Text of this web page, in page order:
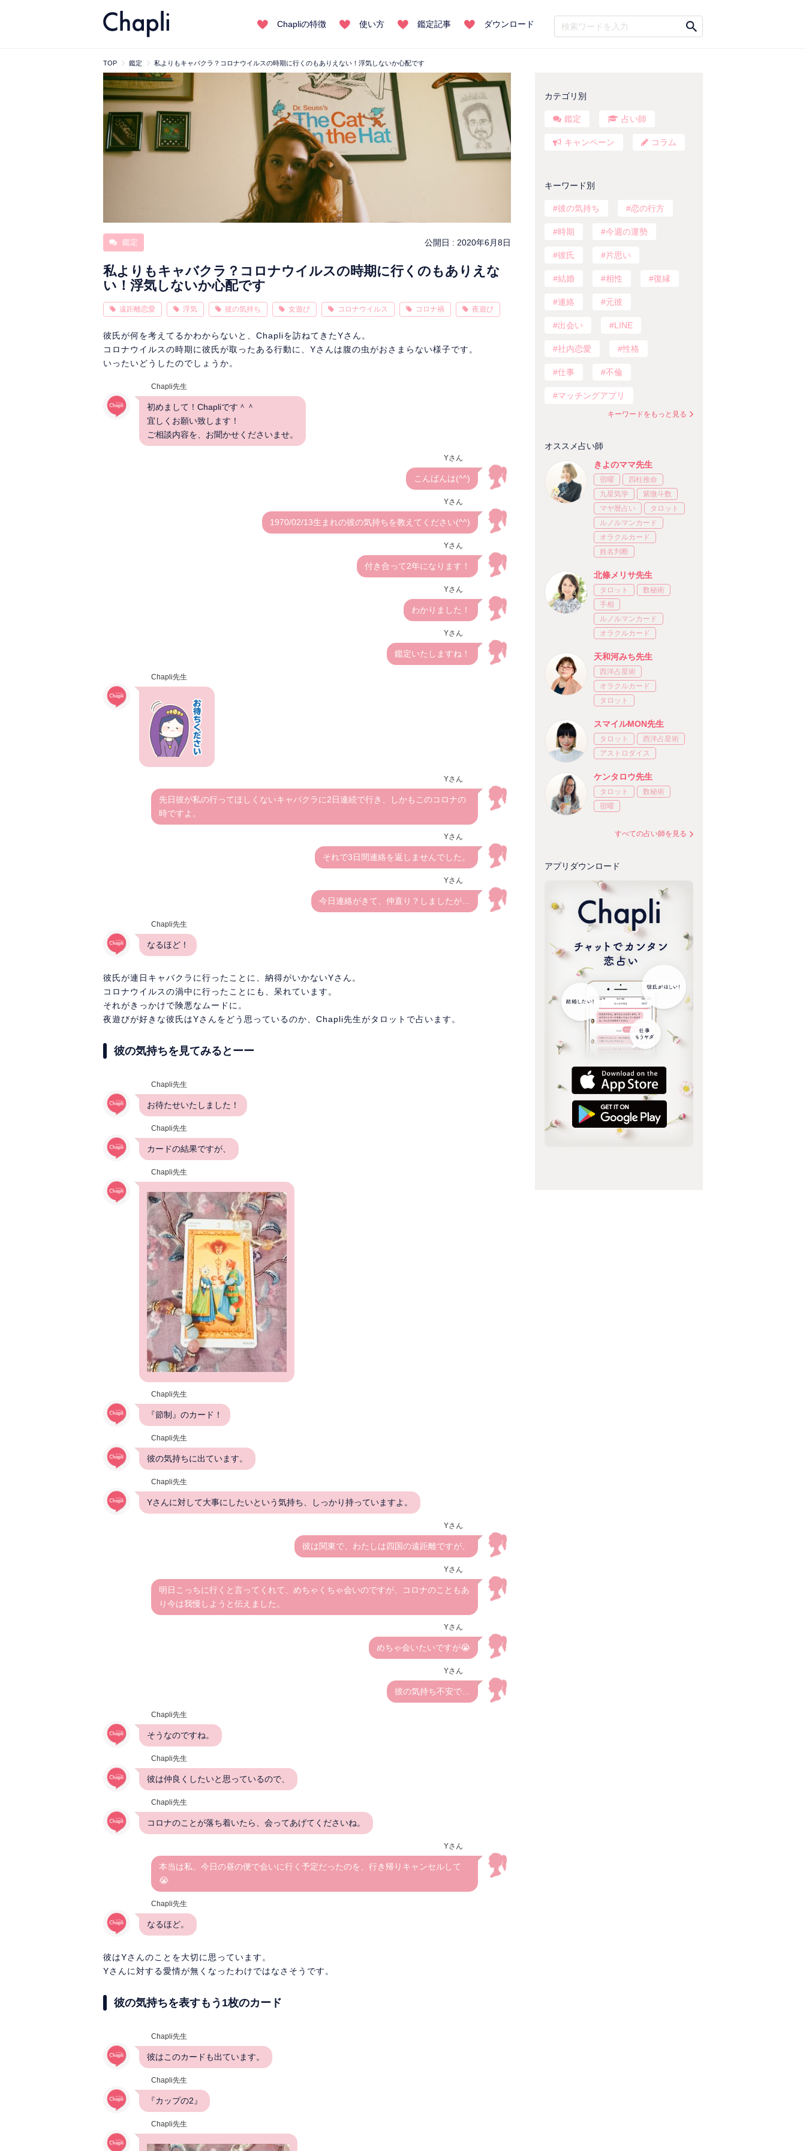
Chapliの特徴 使い方 鑑定記事 ダウンロード
TOP 鑑定 私よりもキャバクラ？コロナウイルスの時期に行くのもありえない！浮気しないか心配です
鑑定 公開日 : 2020年6月8日
私よりもキャバクラ？コロナウイルスの時期に行くのもありえな
い！浮気しないか心配です
遠距離恋愛 浮気 彼の気持ち 女遊び コロナウイルス コロナ禍 夜遊び
彼氏が何を考えてるかわからないと、Chapliを訪ねてきたYさん。
コロナウイルスの時期に彼氏が取ったある行動に、Yさんは腹の虫がおさまらない様子です。
いったいどうしたのでしょうか。
Chapli先生
初めまして！Chapliです＾＾
宜しくお願い致します！
ご相談内容を、お聞かせくださいませ。
Yさん
こんばんは(^^)
Yさん
1970/02/13生まれの彼の気持ちを教えてください(^^)
Yさん
付き合って2年になります！
Yさん
わかりました！
Yさん
鑑定いたしますね！
Chapli先生
Yさん
先日彼が私の行ってほしくないキャバクラに2日連続で行き、しかもこのコロナの
時ですよ。
Yさん
それで3日間連絡を返しませんでした。
Yさん
今日連絡がきて、仲直り？しましたが…
Chapli先生
なるほど！
彼氏が連日キャバクラに行ったことに、納得がいかないYさん。
コロナウイルスの渦中に行ったことにも、呆れています。
それがきっかけで険悪なムードに。
夜遊びが好きな彼氏はYさんをどう思っているのか、Chapli先生がタロットで占います。
彼の気持ちを見てみるとーー
Chapli先生
お待たせいたしました！
Chapli先生
カードの結果ですが、
Chapli先生
Chapli先生
『節制』のカード！
Chapli先生
彼の気持ちに出ています。
Chapli先生
Yさんに対して大事にしたいという気持ち、しっかり持っていますよ。
Yさん
彼は関東で、わたしは四国の遠距離ですが、
Yさん
明日こっちに行くと言ってくれて、めちゃくちゃ会いのですが、コロナのこともあ
り今は我慢しようと伝えました。
Yさん
めちゃ会いたいですが😭
Yさん
彼の気持ち不安で…
Chapli先生
そうなのですね。
Chapli先生
彼は仲良くしたいと思っているので、
Chapli先生
コロナのことが落ち着いたら、会ってあげてくださいね。
Yさん
本当は私、今日の昼の便で会いに行く予定だったのを、行き帰りキャンセルして
😭
Chapli先生
なるほど。
彼はYさんのことを大切に思っています。
Yさんに対する愛情が無くなったわけではなさそうです。
彼の気持ちを表すもう1枚のカード
Chapli先生
彼はこのカードも出ています。
Chapli先生
『カップの2』
Chapli先生
カテゴリ別
鑑定 占い師
キャンペーン コラム
キーワード別
彼の気持ち 恋の行方
時期 今週の運勢
彼氏 片思い
結婚 相性 復縁
連絡 元彼
出会い LINE
社内恋愛 性格
仕事 不倫
マッチングアプリ
キーワードをもっと見る
オススメ占い師
きよのママ先生
宿曜
四柱推命
九星気学
紫微斗数
マヤ暦占い
タロット
ルノルマンカード
オラクルカード
姓名判断
北條メリサ先生
タロット
数秘術
手相
ルノルマンカード
オラクルカード
天和河みち先生
西洋占星術
オラクルカード
タロット
スマイルMON先生
タロット
西洋占星術
アストロダイス
ケンタロウ先生
タロット
数秘術
宿曜
すべての占い師を見る
アプリダウンロード